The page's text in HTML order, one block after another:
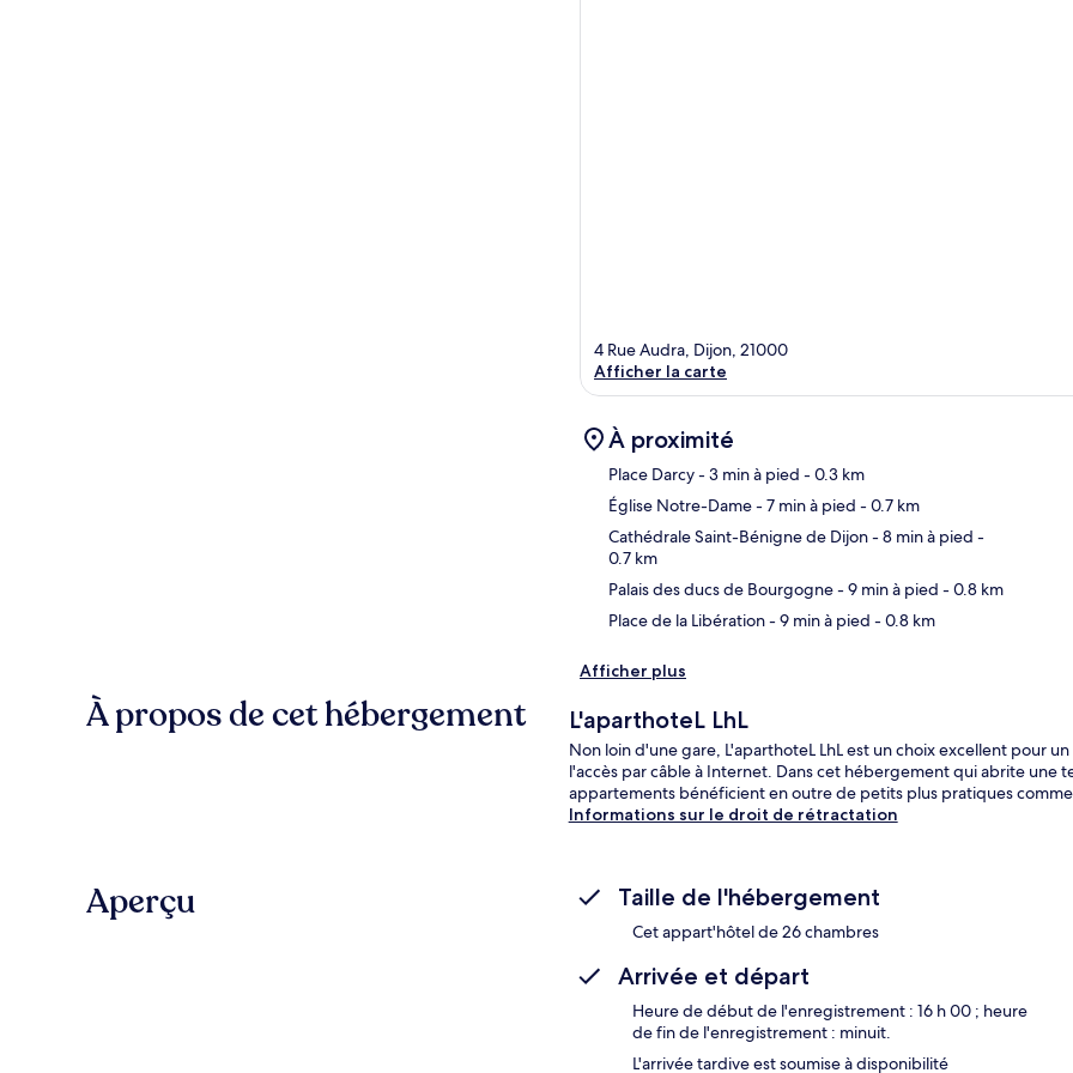
4 Rue Audra, Dijon, 21000
Afficher la carte
À proximité
Place Darcy- 3 min à pied - 0.3 km
Église Notre-Dame- 7 min à pied - 0.7 km
Cathédrale Saint-Bénigne de Dijon- 8 min à pied -
0.7 km
Palais des ducs de Bourgogne- 9 min à pied - 0.8 km
Place de la Libération- 9 min à pied - 0.8 km
Afficher plus
À propos de cet hébergement L'aparthoteL LhL
Non loin d'une gare, L'aparthoteL LhL est un choix excellent pour
l'accès par câble à Internet. Dans cet hébergement qui abrite une
appartements bénéficient en outre de petits plus pratiques
Informations sur le droit de rétractation
Aperçu Taille de l'hébergement
Cet appart'hôtel de 26 chambres
Arrivée et départ
Heure de début de l'enregistrement : 16 h 00 ; heure
de fin de l'enregistrement : minuit.
L'arrivée tardive est soumise à disponibilité